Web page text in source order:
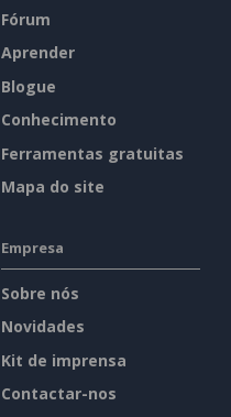
Fórum
Aprender
Blogue
Conhecimento
Ferramentas gratuitas
Mapa do site
Empresa
Sobre nós
Novidades
Kit de imprensa
Contactar-nos